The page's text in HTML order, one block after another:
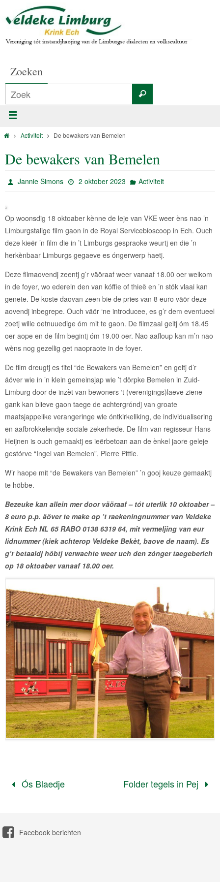
Zoeken
Activiteit De bewakers van Bemelen
De bewakers van Bemelen
Jannie Simons 2 oktober 2023 Activiteit
Op woonsdig 18 oktoaber kènne de leje van VKE weer èns nao ’n
Limburgstalige film gaon in de Royal Servicebioscoop in Ech. Ouch
deze kieër ’n film die in ’t Limburgs gespraoke weurtj en die ’n
herkènbaar Limburgs gegaeve es óngerwerp haetj.
Deze filmaovendj zeentj g’r väöraaf weer vanaaf 18.00 oer welkom
in de foyer, wo ederein den van kóffie of thieë en ’n stök vlaai kan
genete. De koste daovan zeen bie de pries van 8 euro väör deze
aovendj inbegrepe. Ouch väör ‘ne introducee, es g’r dem eventueel
zoetj wille oetnuuedige óm mit te gaon. De filmzaal geitj óm 18.45
oer aope en de film begintj óm 19.00 oer. Nao aafloup kan m’n nao
wèns nog gezellig get naopraote in de foyer.
De film dreugtj es titel “de Bewakers van Bemelen” en geitj d’r
äöver wie in ’n klein gemeinsjap wie ’t dörpke Bemelen in Zuid-
Limburg door de inzèt van bewoners ‘t (verenigings)laeve ziene
gank kan blieve gaon taege de achtergróndj van groate
maatsjappelike verangeringe wie óntkirkeliking, de individualisering
en aafbrokkelendje sociale zekerhede. De film van regisseur Hans
Heijnen is ouch gemaaktj es ieërbetoan aan de ènkel jaore geleje
gestórve “Ingel van Bemelen”, Pierre Pittie.
W’r haope mit “de Bewakers van Bemelen” ’n gooj keuze gemaaktj
te höbbe.
Bezeuke kan allein mer door väöraaf – tót uterlik 10 oktoaber –
8 euro p.p. äöver te make op ’t raekeningnummer van Veldeke
Krink Ech NL 65 RABO 0138 6319 64, mit vermeljing van eur
lidnummer (kiek achterop Veldeke Bekèt, baove de naam). Es
g’r betaaldj höbtj verwachte weer uch den zónger taegeberich
op 18 oktoaber vanaaf 18.00 oer.
Ós Blaedje Folder tegels in Pej
Facebook berichten